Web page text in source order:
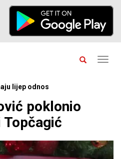
lijep odnos
poklonio